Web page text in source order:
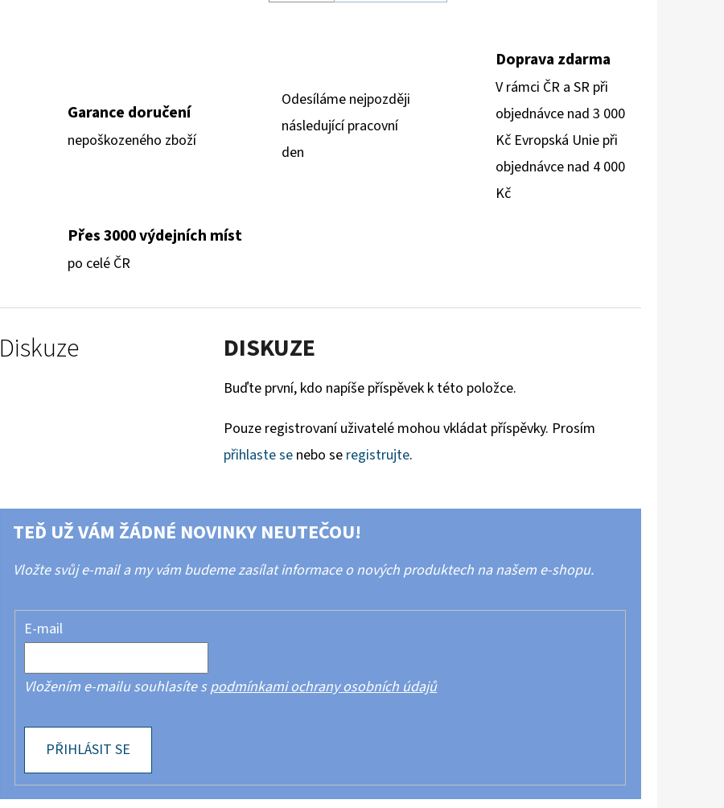
Garance doručení
nepoškozeného zboží
Odesíláme nejpozději
následující pracovní
den
Doprava zdarma
V rámci ČR a SR při
objednávce nad 3 000
Kč Evropská Unie při
objednávce nad 4 000
Kč
Přes 3000 výdejních míst
po celé ČR
Diskuze DISKUZE
Buďte první, kdo napíše příspěvek k této položce.
Pouze registrovaní uživatelé mohou vkládat příspěvky. Prosím
přihlaste se nebo se registrujte.
TEĎ UŽ VÁM ŽÁDNÉ NOVINKY NEUTEČOU!
Vložte svůj e-mail a my vám budeme zasílat informace o nových produktech na našem e-shopu.
E-mail
Vložením e-mailu souhlasíte spodmínkami ochrany osobních údajů
PŘIHLÁSIT SE